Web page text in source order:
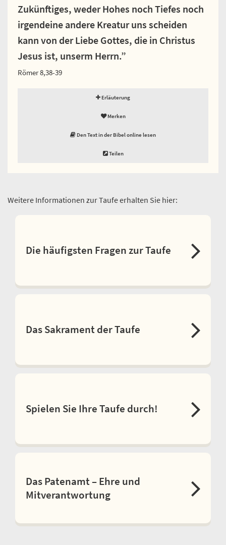
Zukünftiges, weder Hohes noch Tiefes noch
irgendeine andere Kreatur uns scheiden
kann von der Liebe Gottes, die in Christus
Jesus ist, unserm Herrn.”
Römer 8,38-39
Erläuterung
Merken
Den Text in der Bibel online lesen
Teilen
Weitere Informationen zur Taufe erhalten Sie hier:
Die häufigsten Fragen zur Taufe
Das Sakrament der Taufe
Spielen Sie Ihre Taufe durch!
Das Patenamt – Ehre und
Mitverantwortung